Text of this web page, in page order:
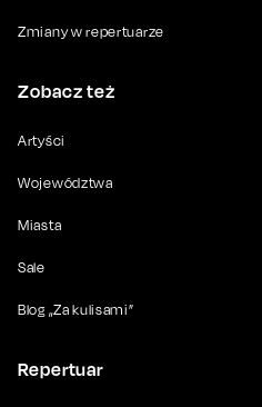
Zmiany w repertuarze
Zobacz też
Artyści
Województwa
Miasta
Sale
Blog „Za kulisami”
Repertuar